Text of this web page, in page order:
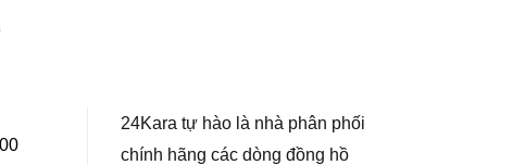
24Kara tự hào là nhà phân phối
chính hãng các dòng đồng hồ